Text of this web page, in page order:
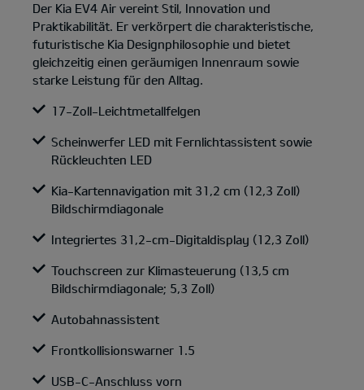
Der Kia EV4 Air vereint Stil, Innovation und
Praktikabilität. Er verkörpert die charakteristische,
futuristische Kia Designphilosophie und bietet
gleichzeitig einen geräumigen Innenraum sowie
starke Leistung für den Alltag.
17-Zoll-Leichtmetallfelgen
Scheinwerfer LED mit Fernlichtassistent sowie
Rückleuchten LED
Kia-Kartennavigation mit 31,2 cm (12,3 Zoll)
Bildschirmdiagonale
Integriertes 31,2-cm-Digitaldisplay (12,3 Zoll)
Touchscreen zur Klimasteuerung (13,5 cm
Bildschirmdiagonale; 5,3 Zoll)
Autobahnassistent
Frontkollisionswarner 1.5
USB-C-Anschluss vorn